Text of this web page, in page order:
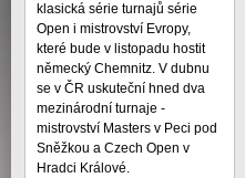
klasická série turnajů série
Open i mistrovství Evropy,
které bude v listopadu hostit
německý Chemnitz. V dubnu
se v ČR uskuteční hned dva
mezinárodní turnaje -
mistrovství Masters v Peci pod
Sněžkou a Czech Open v
Hradci Králové.